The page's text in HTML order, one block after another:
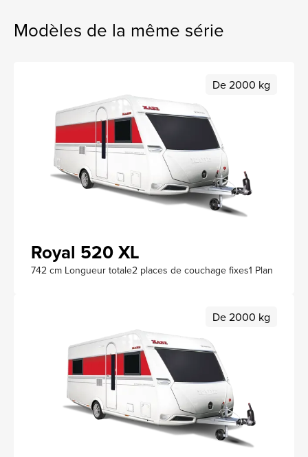
Modèles de la même série
De 2000 kg
Royal 520 XL
742 cm Longueur totale2 places de couchage fixes1 Plan
De 2000 kg